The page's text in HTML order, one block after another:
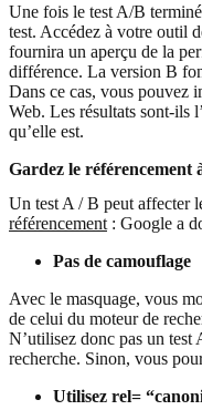
Une fois le test A/B
test. Accédez à votre outil
fournira un aperçu de la
différence. La version B
Dans ce cas, vous pouvez
Web. Les résultats sont-ils
qu’elle est.
Gardez le référencement
Un test A / B peut affecter
référencement : Google a
Pas de camouflage
Avec le masquage, vous
de celui du moteur de
N’utilisez donc pas un
recherche. Sinon, vous
Utilisez rel=